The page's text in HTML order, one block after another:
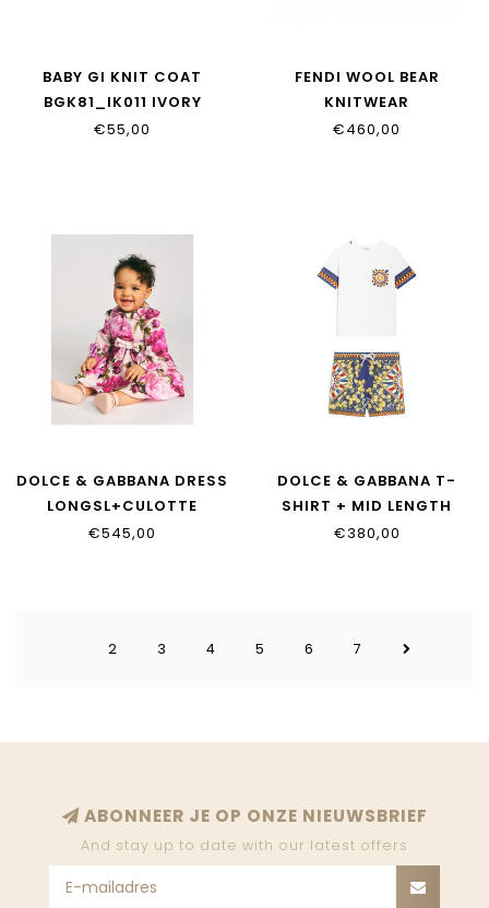
BABY GI KNIT COAT
BGK81_IK011 IVORY
€55,00
FENDI WOOL BEAR
KNITWEAR
BUG211_AVVZ_F0QU5
€460,00
DOLCE & GABBANA DRESS
LONGSL+CULOTTE
L24DV4_G7QZV_HF6FZ
€545,00
DOLCE & GABBANA T-
SHIRT + MID LENGTH
BOXER
€380,00
2 3 4 5 6 7
ABONNEER JE OP ONZE NIEUWSBRIEF
And stay up to date with our latest offers